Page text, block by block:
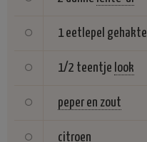
1 eetlepel gehakte
1/2 teentje look
peper en zout
citroen